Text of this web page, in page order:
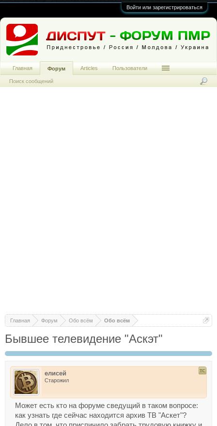
Войти или зарегистрироваться
Главная Форум Обо всём Обо всём
Бывшее телевидение "Аскэт"
елисей
Старожил
Может есть кто на форуме сведущий в таком вопросе:
как узнать где сейчас находится архив ТВ "Аскет"?
Главная Форум
Поиск сообщений
Articles Пользователи